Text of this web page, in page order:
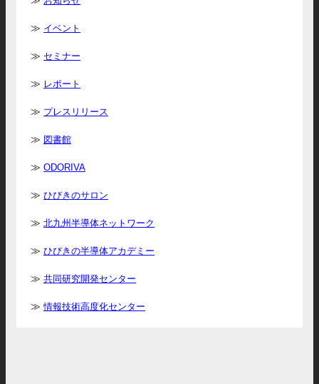
イベント
セミナー
レポート
プレスリリース
図書館
ODORIVA
ひびきのサロン
北九州半導体ネットワーク
ひびきの半導体アカデミー
共同研究開発センター
情報技術高度化センター